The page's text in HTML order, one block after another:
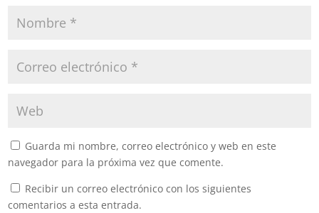
Guarda mi nombre, correo electrónico y web en este
navegador para la próxima vez que comente.
Recibir un correo electrónico con los siguientes
comentarios a esta entrada.